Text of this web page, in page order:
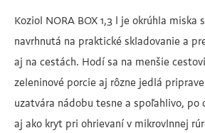
Koziol NORA BOX 1,3 l je okrúhla miska
navrhnutá na praktické skladovanie a
aj na cestách. Hodí sa na menšie
zeleninové porcie aj rôzne jedlá
uzatvára nádobu tesne a spoľahlivo, po
aj ako kryt pri ohrievaní v mikrovlnnej